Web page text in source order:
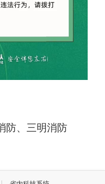
防、三明消防